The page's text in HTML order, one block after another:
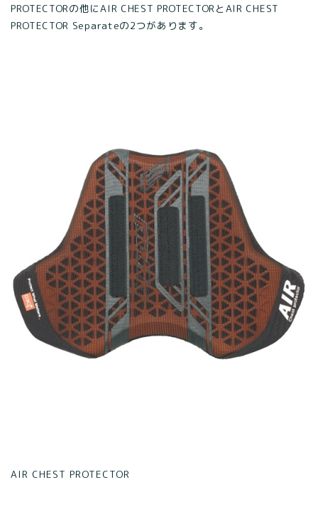
PROTECTORの他にAIR CHEST PROTECTORとAIR CHEST
PROTECTOR Separateの2つがあります。
AIR CHEST PROTECTOR